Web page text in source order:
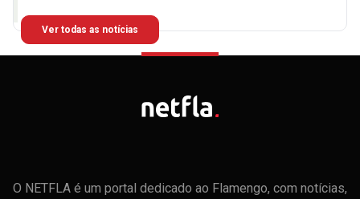
Ver todas as notícias
O NETFLA é um portal dedicado ao Flamengo, com notícias,